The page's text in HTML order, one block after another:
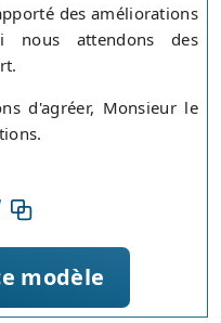
des améliorations
nous attendons des
d'agréer, Monsieur le
modèle